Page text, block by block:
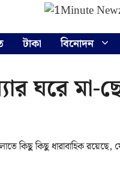
টাকা বিনোদন
ঘরে মা-
কিছু কিছু ধারাবাহিক